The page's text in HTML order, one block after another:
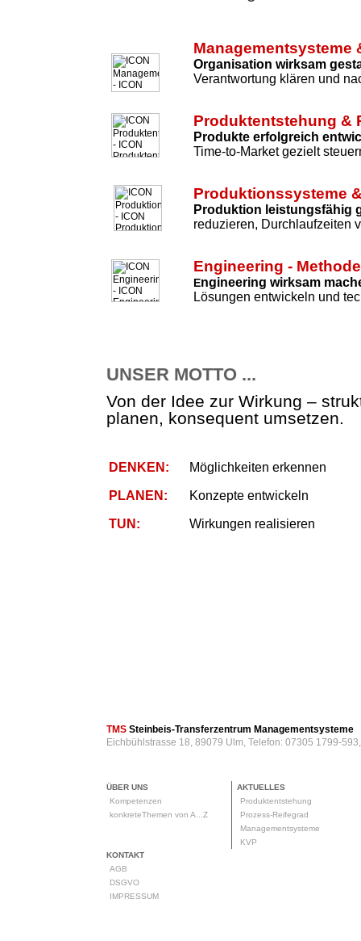
Managementsysteme
Organisation wirksam
Verantwortung klären und
Produktentstehung &
Produkte erfolgreich
Time-to-Market gezielt
Produktionssysteme
Produktion leistungsfähig
reduzieren, Durchlaufzeiten
Engineering -
Engineering wirksam
Lösungen entwickeln und
UNSER MOTTO ...
Von der Idee zur Wirkung –
planen, konsequent umsetzen.
DENKEN: Möglichkeiten erkennen
PLANEN: Konzepte entwickeln
TUN: Wirkungen realisieren
TMS Steinbeis-Transferzentrum Managementsysteme
Eichbühlstrasse 18, 89079 Ulm, Telefon: 07305 1799-
ÜBER UNS
Kompetenzen
konkreteThemen von A...Z
AKTUELLES
Produktentstehung
Prozess-Reifegrad
Managementsysteme
KVP
KONTAKT
AGB
DSGVO
IMPRESSUM